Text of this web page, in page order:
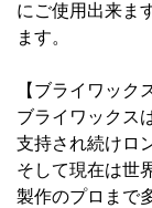
にご使用出来ま
ます。
【ブライワック
ブライワックス
支持され続けロ
そして現在は世
製作のプロまで